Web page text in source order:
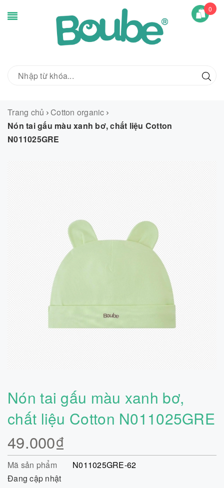
0
Trang chủ
Cotton organic
Nón tai gấu màu xanh bơ, chất liệu Cotton
N011025GRE
Nón tai gấu màu xanh bơ,
chất liệu Cotton N011025GRE
49.000₫
Mã sản phẩm
N011025GRE-62
Đang cập nhật